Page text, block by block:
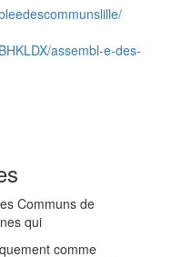
assembl-e-des-
Communs de
qui
comme